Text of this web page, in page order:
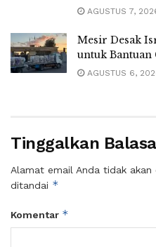
AGUSTUS 7,
Mesir Desak
untuk Bantuan
AGUSTUS 6,
Tinggalkan
Alamat email Anda tidak akan
ditandai *
Komentar *